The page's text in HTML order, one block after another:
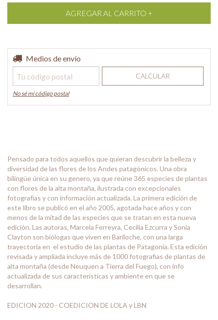
Entregas para el CP:
Medios de envío
CALCULAR
No sé mi código postal
Pensado para todos aquellos que quieran descubrir la belleza y
diversidad de las flores de los Andes patagónicos. Una obra
bilingüe única en su genero, ya que reúne 365 especies de plantas
con flores de la alta montaña, ilustrada con excepcionales
fotografías y con información actualizada. La primera edición de
este libro se publicó en el año 2005, agotada hace años y con
menos de la mitad de las especies que se tratan en esta nueva
edición. Las autoras, Marcela Ferreyra, Cecilia Ezcurra y Sonia
Clayton son biólogas que viven en Bariloche, con una larga
trayectoria en el estudio de las plantas de Patagonia. Esta edición
revisada y ampliada incluye más de 1000 fotografias de plantas de
alta montaña (desde Neuquen a Tierra del Fuego), con info
actualizada de sus características y ambiente en que se
desarrollan.
EDICION 2020 - COEDICION DE LOLA y LBN